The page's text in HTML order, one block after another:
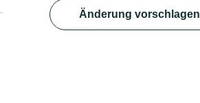
Änderung vorschlagen